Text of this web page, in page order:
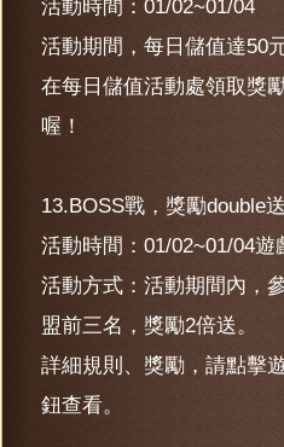
活動時間：01/02~01/04
活動期間，每日儲值達50
在每日儲值活動處領取獎
喔！
13.BOSS戰，獎勵double
活動時間：01/02~01/04遊
活動方式：活動期間內，
盟前三名，獎勵2倍送。
詳細規則、獎勵，請點擊
鈕查看。